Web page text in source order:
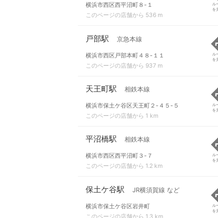
横浜市西区西平沼町８-１
このページの店舗から 536 m
ル
を
戸部駅 京急本線
横浜市西区戸部本町４８-１１
このページの店舗から 937 m
ル
を
天王町駅 相鉄本線
横浜市保土ケ谷区天王町２-４５-５
このページの店舗から 1 km
ル
を
平沼橋駅 相鉄本線
横浜市西区西平沼町３-７
このページの店舗から 1.2 km
ル
を
保土ケ谷駅 JR横須賀線 など
横浜市保土ケ谷区岩井町
このページの店舗から 1.3 km
ル
を